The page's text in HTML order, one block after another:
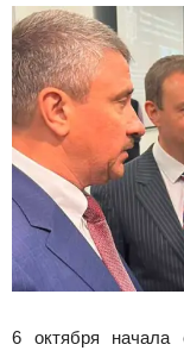
6 октября начала